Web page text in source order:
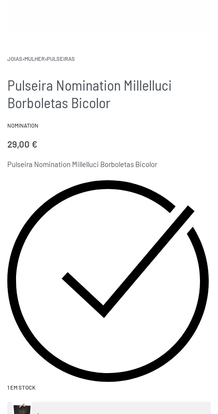
JOIAS›MULHER›PULSEIRAS
Pulseira Nomination Millelluci
Borboletas Bicolor
NOMINATION
29,00 €
Pulseira Nomination Millelluci Borboletas Bicolor
1 EM STOCK